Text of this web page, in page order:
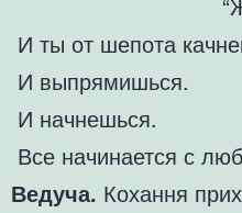
И ты от шепота
И выпрямишься.
И начнешься.
Все начинается с
Ведуча. Кохання